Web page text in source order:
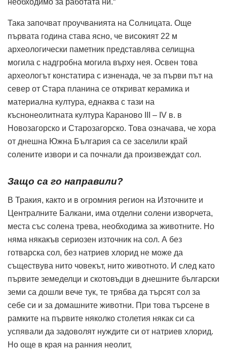
необходимо за работата ни.“
Така започват проучванията на Солницата. Още
първата година става ясно, че високият 22 м
археологически паметник представлява селищна
могила с надгробна могила върху нея. Освен това
археологът констатира с изненада, че за първи път на
север от Стара планина се откриват керамика и
материална култура, еднаква с тази на
къснонеолитната култура Караново III – IV в. в
Новозагорско и Старозагорско. Това означава, че хора
от днешна Южна България са се заселили край
солените извори и са почнали да произвеждат сол.
Защо са го направили?
В Тракия, както и в огромния регион на Източните и
Централните Балкани, има отделни солени изворчета,
места със солена трева, необходима за животните. Но
няма някакъв сериозен източник на сол. А без
готварска сол, без натриев хлорид не може да
съществува нито човекът, нито животното. И след като
първите земеделци и скотовъдци в днешните български
земи са дошли вече тук, те трябва да търсят сол за
себе си и за домашните животни. При това търсене в
рамките на първите няколко столетия някак си са
успявали да задоволят нуждите си от натриев хлорид.
Но още в края на ранния неолит,